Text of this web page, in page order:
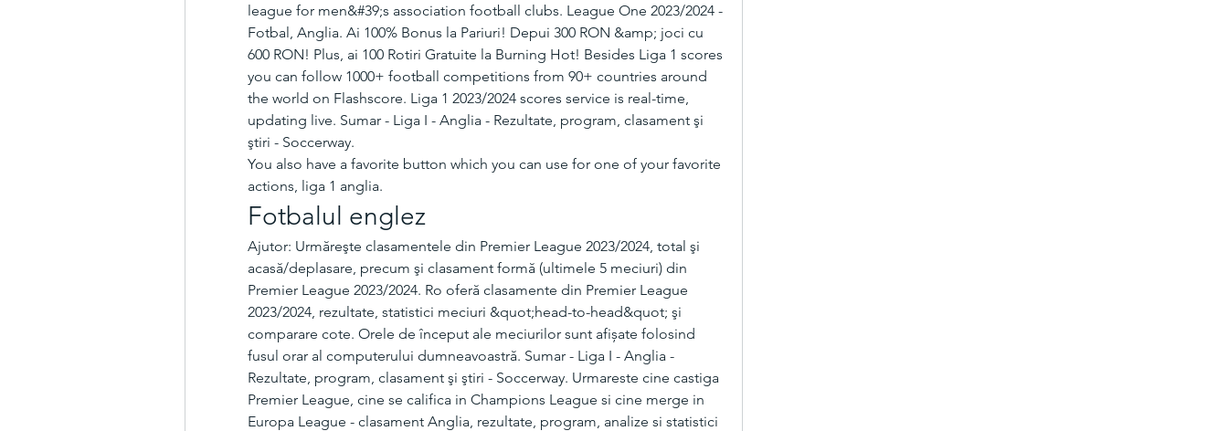
league for men&#39;s association football clubs. League One 2023/2024 -
Fotbal, Anglia. Ai 100% Bonus la Pariuri! Depui 300 RON &amp; joci cu
600 RON! Plus, ai 100 Rotiri Gratuite la Burning Hot! Besides Liga 1 scores
you can follow 1000+ football competitions from 90+ countries around
the world on Flashscore. Liga 1 2023/2024 scores service is real-time,
updating live. Sumar - Liga I - Anglia - Rezultate, program, clasament şi
ştiri - Soccerway.
You also have a favorite button which you can use for one of your favorite
actions, liga 1 anglia.
Fotbalul englez
Ajutor: Urmăreşte clasamentele din Premier League 2023/2024, total şi
acasă/deplasare, precum şi clasament formă (ultimele 5 meciuri) din
Premier League 2023/2024. Ro oferă clasamente din Premier League
2023/2024, rezultate, statistici meciuri &quot;head-to-head&quot; şi
comparare cote. Orele de început ale meciurilor sunt afișate folosind
fusul orar al computerului dumneavoastră. Sumar - Liga I - Anglia -
Rezultate, program, clasament şi ştiri - Soccerway. Urmareste cine castiga
Premier League, cine se califica in Champions League si cine merge in
Europa League - clasament Anglia, rezultate, program, analize si statistici